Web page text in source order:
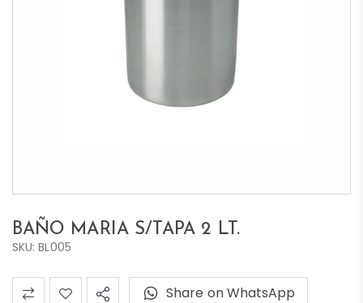
BAÑO MARIA S/TAPA 2 LT.
SKU: BL005
Share on WhatsApp